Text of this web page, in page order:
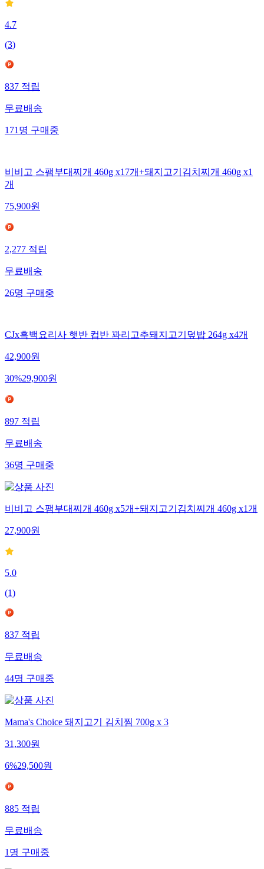
4.7
(3)
837적립
무료배송
171명구매중
비비고 스팸부대찌개 460g x17개+돼지고기김치찌개 460g x1
개
75,900원
2,277적립
무료배송
26명구매중
CJx흑백요리사 햇반 컵반 꽈리고추돼지고기덮밥 264g x4개
42,900원
30%29,900원
897적립
무료배송
36명구매중
비비고 스팸부대찌개 460g x5개+돼지고기김치찌개 460g x1개
27,900원
5.0
(1)
837적립
무료배송
44명구매중
Mama's Choice 돼지고기 김치찜 700g x 3
31,300원
6%29,500원
885적립
무료배송
1명구매중